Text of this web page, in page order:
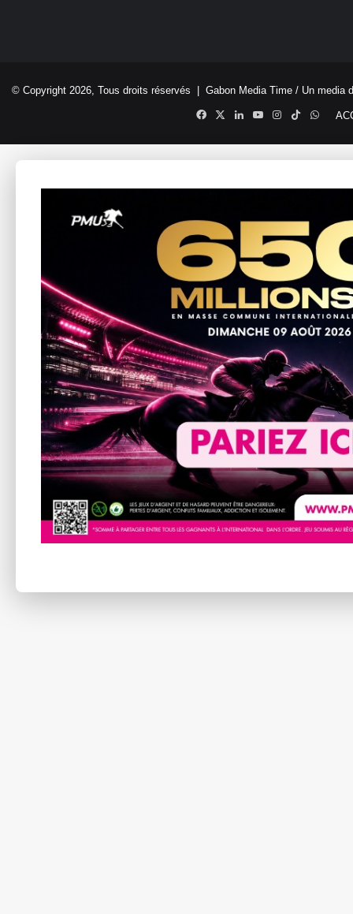
© Copyright 2026, Tous droits réservés | Gabon Media Time / Un media
Facebook
X LinkedinYouTubeInstagram
TikTok